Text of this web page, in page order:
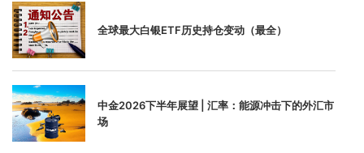
全球最大白银ETF历史持仓变动（最全）
中金2026下半年展望 | 汇率：能源冲击下的外汇市
场